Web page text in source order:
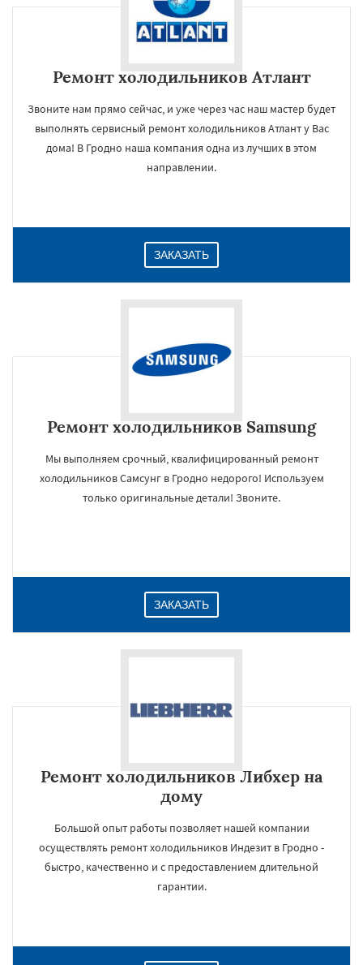
Ремонт холодильников Атлант
Звоните нам прямо сейчас, и уже через час наш мастер будет
выполнять сервисный ремонт холодильников Атлант у Вас
дома! В Гродно наша компания одна из лучших в этом
направлении.
ЗАКАЗАТЬ
Ремонт холодильников Samsung
Мы выполняем срочный, квалифицированный ремонт
холодильников Самсунг в Гродно недорого! Используем
только оригинальные детали! Звоните.
ЗАКАЗАТЬ
Ремонт холодильников Либхер на
дому
Большой опыт работы позволяет нашей компании
осуществлять ремонт холодильников Индезит в Гродно -
быстро, качественно и с предоставлением длительной
гарантии.